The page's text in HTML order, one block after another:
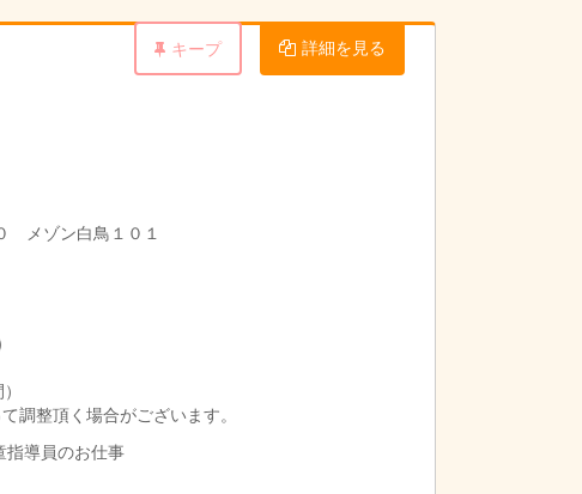
キープ 詳細を見る
メゾン白鳥１０１
調整頂く場合がございます。
指導員のお仕事